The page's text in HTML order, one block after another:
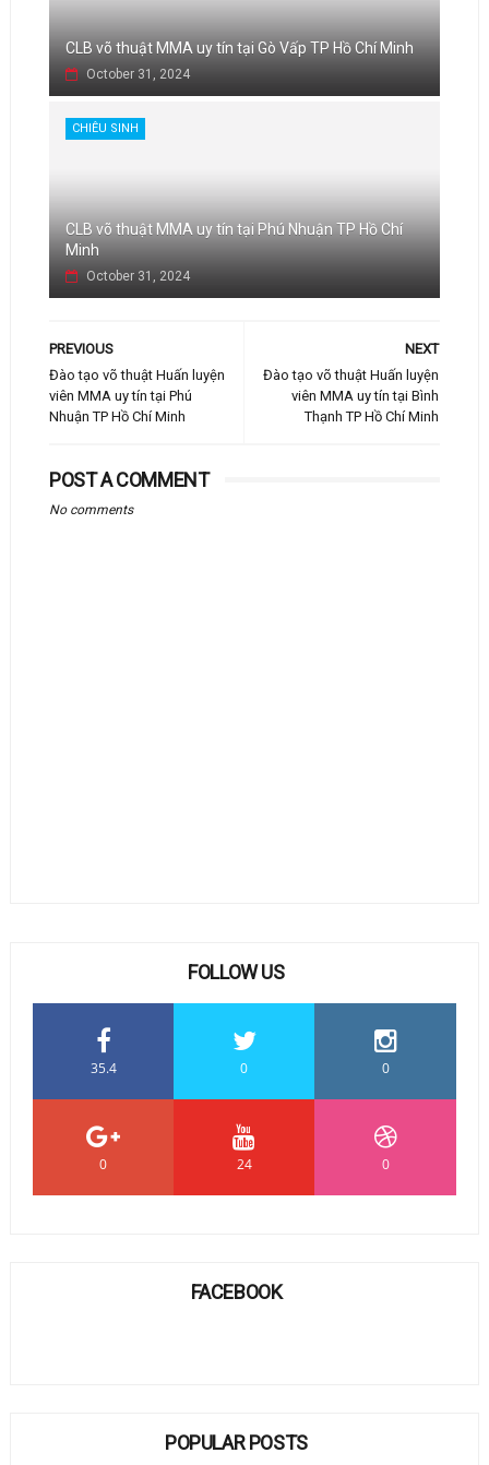
CLB võ thuật MMA uy tín tại Gò Vấp TP Hồ Chí Minh
October 31, 2024
CHIÊU SINH
CLB võ thuật MMA uy tín tại Phú Nhuận TP Hồ Chí
Minh
October 31, 2024
NEXT
Đào tạo võ thuật Huấn luyện
viên MMA uy tín tại Bình
Thạnh TP Hồ Chí Minh
PREVIOUS
Đào tạo võ thuật Huấn luyện
viên MMA uy tín tại Phú
Nhuận TP Hồ Chí Minh
POST A COMMENT
No comments
FOLLOW US
35.4 0 0
0 24 0
FACEBOOK
POPULAR POSTS